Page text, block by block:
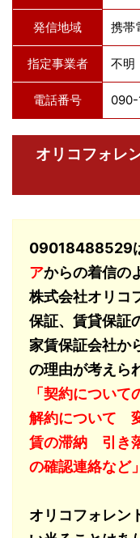
発信地域 携帯
指定事業者 不明
電話番号
オリコフォレ
09018488529
アからの着信の
株式会社オリコ
保証、賃貸保証
家賃保証会社か
の理由が考えら
「契約につい
解約について
賃の滞納 引き
の確認連絡など」
オリコフォレン